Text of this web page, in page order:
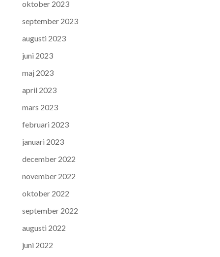
oktober 2023
september 2023
augusti 2023
juni 2023
maj 2023
april 2023
mars 2023
februari 2023
januari 2023
december 2022
november 2022
oktober 2022
september 2022
augusti 2022
juni 2022